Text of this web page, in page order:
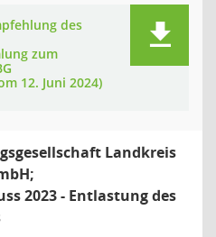
des
zum
12. Juni 2024)
Landkreis
2023 - Entlastung des